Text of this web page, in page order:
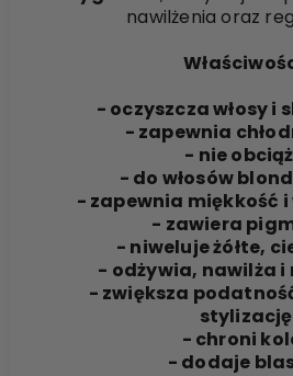
nawilżenia oraz
- oczyszcza włosy i
- zapewnia
- nie
- do włosów
- zapewnia miękkość i
- zawiera
- niweluje żółte,
- odżywia, nawilża i
- zwiększa
stylizację
- chroni
- dodaje